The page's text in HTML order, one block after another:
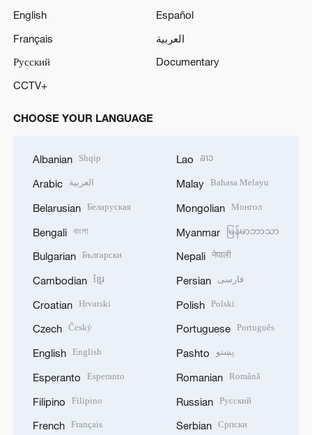
English
Español
Français
العربية
Русский
Documentary
CCTV+
CHOOSE YOUR LANGUAGE
Albanian Shqip
Arabic العربية
Belarusian Беларуская
Bengali বাংলা
Bulgarian Български
Cambodian ខ្មែរ
Croatian Hrvatski
Czech Český
English English
Esperanto Esperanto
Filipino Filipino
French Français
Lao ລາວ
Malay Bahasa Melayu
Mongolian Монгол
Myanmar မြန်မာဘာသာ
Nepali नेपाली
Persian فارسی
Polish Polski
Portuguese Português
Pashto پښتو
Romanian Română
Russian Русский
Serbian Српски